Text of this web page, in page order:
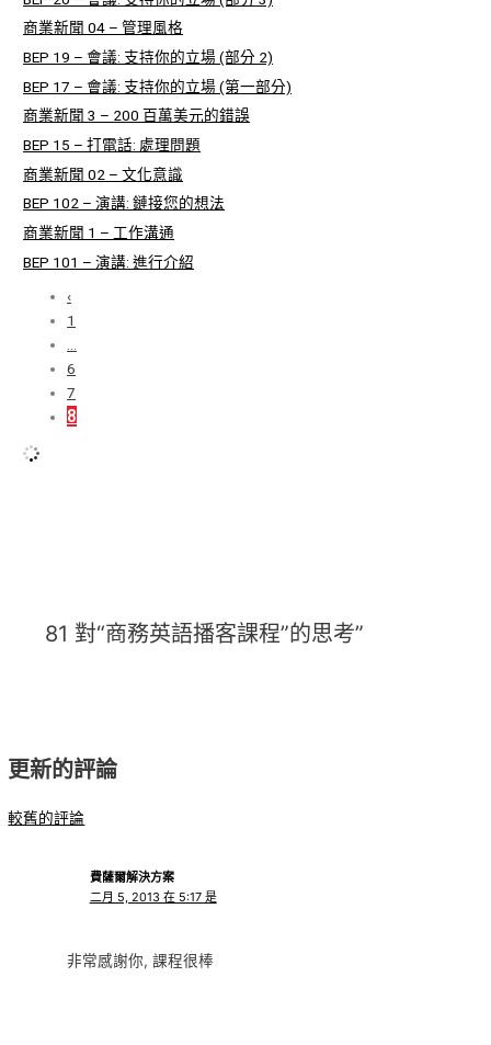
商業新聞 04 – 管理風格
BEP 19 – 會議: 支持你的立場 (部分 2)
BEP 17 – 會議: 支持你的立場 (第一部分)
商業新聞 3 – 200 百萬美元的錯誤
BEP 15 – 打電話: 處理問題
商業新聞 02 – 文化意識
BEP 102 – 演講: 鏈接您的想法
商業新聞 1 – 工作溝通
BEP 101 – 演講: 進行介紹
‹
1
…
6
7
8
81 對“商務英語播客課程”的思考”
更新的評論
較舊的評論
費薩爾解決方案
二月 5, 2013 在 5:17 是
非常感謝你, 課程很棒